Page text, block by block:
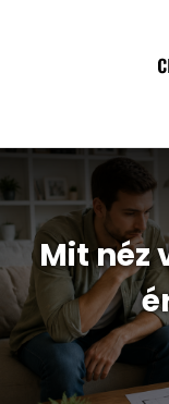
content
oldalsávhoz
Mit néz